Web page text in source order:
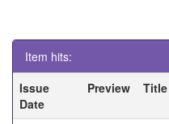
Item hits:
Issue
Date
Preview Title